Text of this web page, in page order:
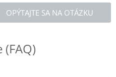
OPÝTAJTE SA NA OTÁZKU